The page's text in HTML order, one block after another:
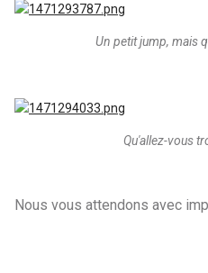
Un petit jump, mais
Qu'allez-vous
Nous vous attendons avec